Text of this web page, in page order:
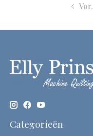
Vor.
Categorieën